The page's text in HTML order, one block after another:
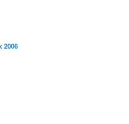
2006